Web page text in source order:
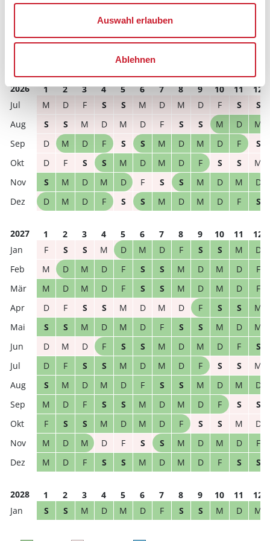
Auswahl erlauben
Ablehnen
Anzahl Reisende
gewählter Zeitraum
2026 1 2 3 4 5 6 7 8 9 10 11
12
M
D F S S M D M D F S
S
S
S M D M D F S S M D
M
D
M D F S S M D M D F
S
D
F S S M D M D F S S
M
S
M D M D F S S M D M
D
D
M D F S S M D M D F S
2027 1 2 3 4 5 6 7 8 9 10 11
12
F
S S M D M D F S S M
D
M
D M D F S S M D M D
F
M
D M D F S S M D M D
F
D
F S S M D M D F S S
M
S
S M D M D F S S M D
M
D
M D F S S M D M D F
S
D
F S S M D M D F S S
M
S
M D M D F S S M D M
D
M
D F S S M D M D F S
S
F
S S M D M D F S S M
D
M
D M D F S S M D M D
F
M
D F S S M D M D F S S
2028 1 2 3 4 5 6 7 8 9 10 11
12
S
S M D M D F S S M D M